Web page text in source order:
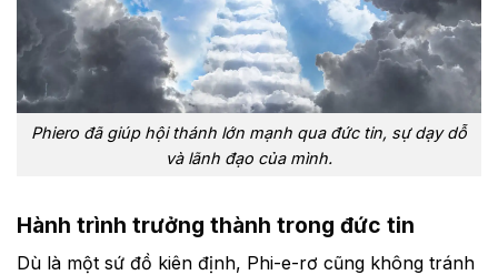
Phiero đã giúp hội thánh lớn mạnh qua đức tin, sự dạy dỗ
và lãnh đạo của mình.
Hành trình trưởng thành trong đức tin
Dù là một sứ đồ kiên định, Phi-e-rơ cũng không tránh